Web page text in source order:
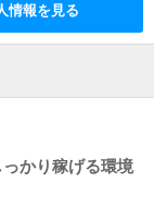
情報を見る
かり稼げる環境